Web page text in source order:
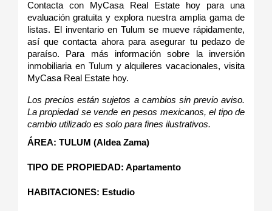
Contacta con MyCasa Real Estate hoy para una
evaluación gratuita y explora nuestra amplia gama de
listas. El inventario en Tulum se mueve rápidamente,
así que contacta ahora para asegurar tu pedazo de
paraíso. Para más información sobre la inversión
inmobiliaria en Tulum y alquileres vacacionales, visita
MyCasa Real Estate hoy.
Los precios están sujetos a cambios sin previo aviso.
La propiedad se vende en pesos mexicanos, el tipo de
cambio utilizado es solo para fines ilustrativos.
ÁREA: TULUM (Aldea Zama)
TIPO DE PROPIEDAD: Apartamento
HABITACIONES: Estudio